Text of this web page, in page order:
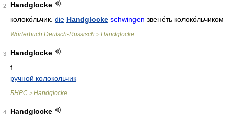
2
Handglocke
колоко́льчик die Handglocke schwingen звене́ть колоко́льчиком
Wörterbuch Deutsch-Russisch > Handglocke
3
Handglocke
f
ручной колокольчик
БНРС > Handglocke
4
Handglocke